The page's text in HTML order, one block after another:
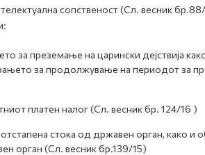
сопственост (Сл. весник
за преземање на царински дејствија
за продолжување на периодот за
платен налог (Сл. весник бр. 124/16 )
стока од државен орган, како и
орган (Сл. весник бр.139/15)